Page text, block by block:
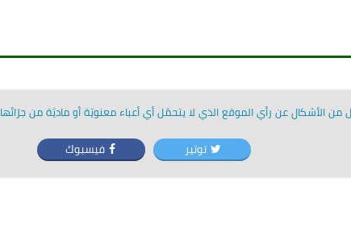
من الأشكال عن رأي الموقع الذي لا يتحمّل أي أعباء معنويّة أو ماديّة من جرّائها
توتير فيسبوك